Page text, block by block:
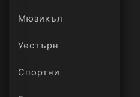
Мюзикъл
Уестърн
Спортни